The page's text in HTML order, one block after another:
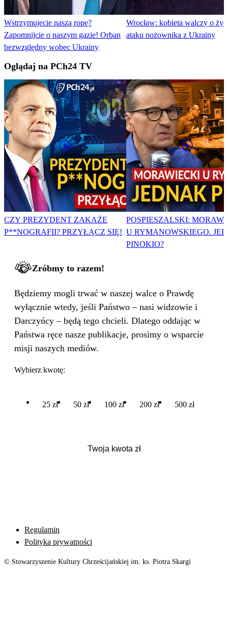
Wstrzymujecie naszą ropę?
Zapomnijcie o naszym gazie! Orban
bezwzględny wobec Ukrainy
Wrocław: kobieta walczy o
ataku nożownika z Ukrainy
Oglądaj na PCh24 TV
CZY PREZYDENT ZAKAŻE
P**NOGRAFII? PRZYŁĄCZ SIĘ!
POSPIESZALSKI:
U RYMANOWSKIEGO.
PINOKIO?
Zróbmy to razem!
Będziemy mogli trwać w naszej walce o Prawdę
wyłącznie wtedy, jeśli Państwo – nasi widzowie i
Darczyńcy – będą tego chcieli. Dlatego oddając w
Państwa ręce nasze publikacje, prosimy o wsparcie
misji naszych mediów.
Wybierz kwotę:
25 zł 50 zł 100 zł 200 zł 500 zł
Regulamin
Polityka prywatności
© Stowarzyszenie Kultury Chrześcijańskiej im. ks. Piotra Skargi